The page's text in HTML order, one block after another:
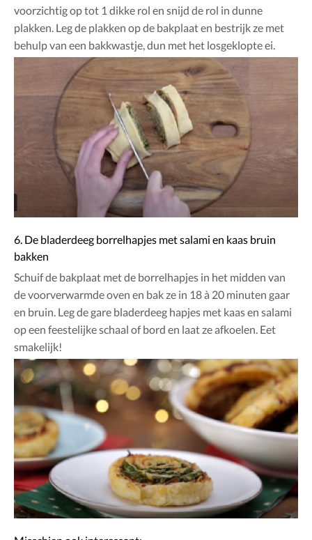
voorzichtig op tot 1 dikke rol en snijd de rol in dunne
plakken. Leg de plakken op de bakplaat en bestrijk ze met
behulp van een bakkwastje, dun met het losgeklopte ei.
6. De bladerdeeg borrelhapjes met salami en kaas bruin
bakken
Schuif de bakplaat met de borrelhapjes in het midden van
de voorverwarmde oven en bak ze in 18 à 20 minuten gaar
en bruin. Leg de gare bladerdeeg hapjes met kaas en salami
op een feestelijke schaal of bord en laat ze afkoelen. Eet
smakelijk!